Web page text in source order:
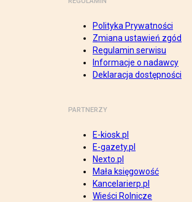
Polityka Prywatności
Zmiana ustawień zgód
Regulamin serwisu
Informacje o nadawcy
Deklaracja dostępności
PARTNERZY
E-kiosk.pl
E-gazety.pl
Nexto.pl
Mała księgowość
Kancelarierp.pl
Wieści Rolnicze